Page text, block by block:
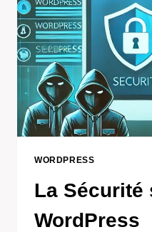
WORDPRESS
La Sécurité
WordPress